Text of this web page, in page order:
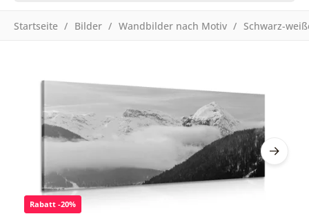
Startseite Bilder Wandbilder nach Motiv Schwarz-
Rabatt -20%